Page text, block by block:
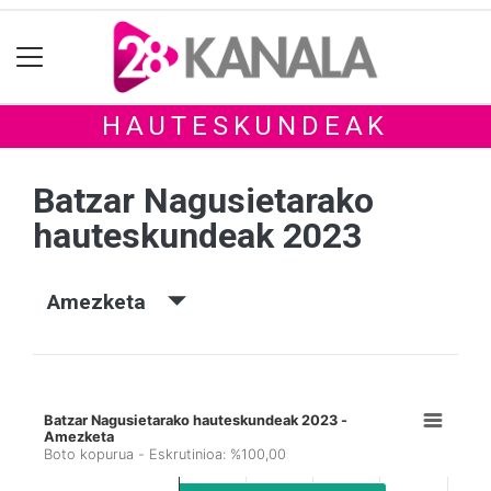
HAUTESKUNDEAK
Batzar Nagusietarako
hauteskundeak 2023
Amezketa
Batzar Nagusietarako hauteskundeak 2023 -
Amezketa
Boto kopurua - Eskrutinioa: %100,00